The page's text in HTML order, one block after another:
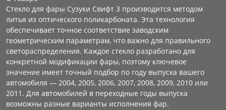
Стекло для фары Сузуки Свифт 3 производится методом
литья из оптического поликарбоната. Эта технология
обеспечивает точное соответствие заводским
геометрическим параметрам, что важно для правильного
светораспределения. Каждое стекло разработано для
конкретной модификации фары, поэтому ключевое
значение имеет точный подбор по году выпуска вашего
автомобиля — 2004, 2005, 2006, 2007, 2008, 2009, 2010 или
2011. Для автомобилей в переходные годы выпуска
возможны разные варианты исполнения фар.